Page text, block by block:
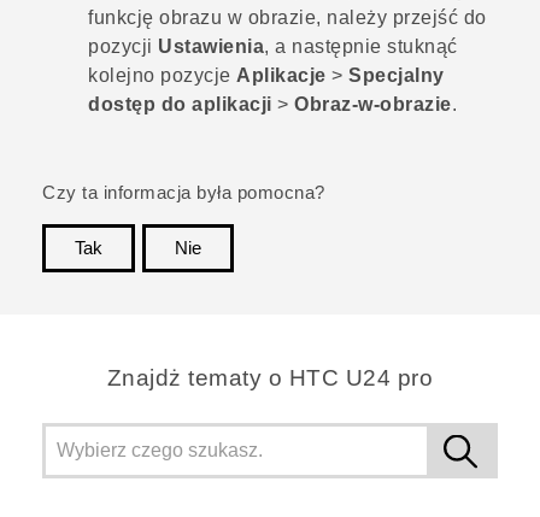
funkcję obrazu w obrazie, należy przejść do
pozycji Ustawienia, a następnie stuknąć
kolejno pozycje Aplikacje > Specjalny
dostęp do aplikacji > Obraz-w-obrazie.
Czy ta informacja była pomocna?
Tak
Nie
Znajdż tematy o HTC U24 pro